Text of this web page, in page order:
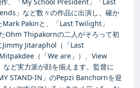
」など数々の作品に出演し、確か
Mark Pakinと、「Last Twilight」
Ohm Thipakornの二人がそろって初
Jimmy Jitaraphol（「Last
（「We are」）、View
ど実力派が顔を揃えます。監督に
STAND-IN」のPepzi Banchornを迎